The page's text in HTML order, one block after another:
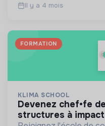
Il y a 4 mois
FORMATION
KLIMA SCHOOL
devenez chef•fe de projet pour des
structures à impact